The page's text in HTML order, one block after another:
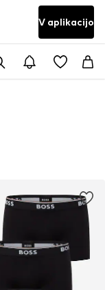
V aplikacijo